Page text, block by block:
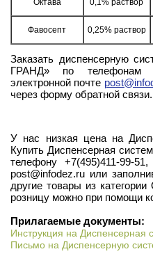
Октава 0,1% раствор
Фавосепт 0,25% раствор
Заказать диспенсерную
ГРАНД» по телефонам
электронной почте
через форму обратной связи.
У нас низкая цена на
Купить Диспенсерная
телефону +7(495)411-99-
post@infodez.ru или
другие товары из
розницу можно при помощи
Прилагаемые документы:
Инструкция на Диспенсерная
Письмо на Диспенсерную